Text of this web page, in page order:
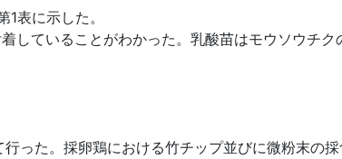
表に示した。
していることがわかった。乳酸苗はモウソウチ
った。採卵鶏における竹チップ並びに微粉末の